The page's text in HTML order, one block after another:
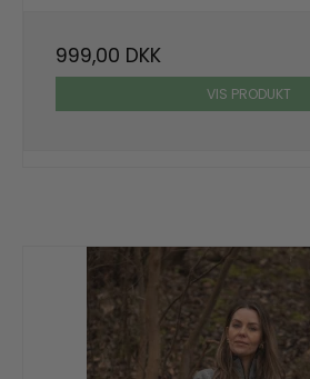
999,00 DKK
VIS PRODUKT